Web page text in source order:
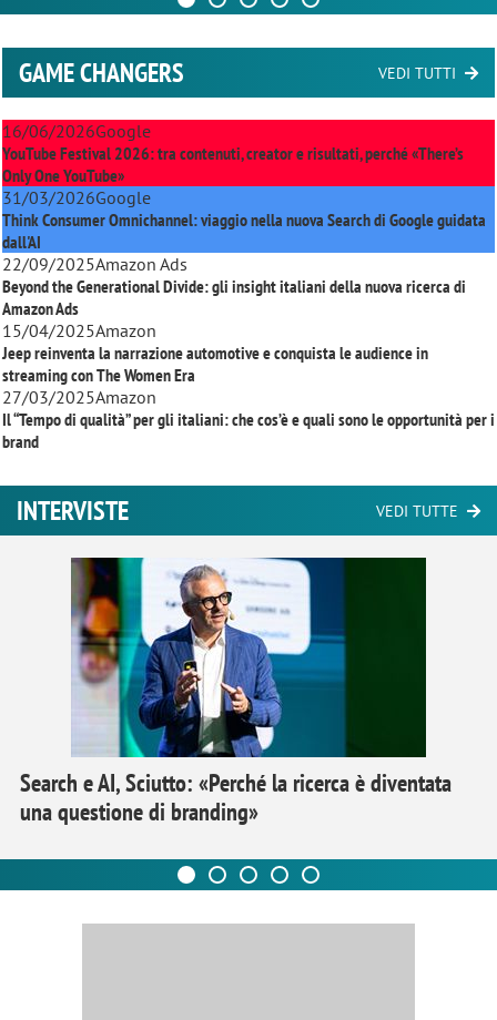
GAME CHANGERS VEDI TUTTI
16/06/2026Google
YouTube Festival 2026: tra contenuti, creator e risultati, perché «There’s
Only One YouTube»
31/03/2026Google
Think Consumer Omnichannel: viaggio nella nuova Search di Google guidata
dall'AI
22/09/2025Amazon Ads
Beyond the Generational Divide: gli insight italiani della nuova ricerca di
Amazon Ads
15/04/2025Amazon
Jeep reinventa la narrazione automotive e conquista le audience in
streaming conThe Women Era
27/03/2025Amazon
Il “Tempo di qualità” per gli italiani: che cos’è e quali sono le opportunità per i
brand
INTERVISTE VEDI TUTTE
Search e AI, Sciutto: «Perché la ricerca è diventata
una questione di branding»